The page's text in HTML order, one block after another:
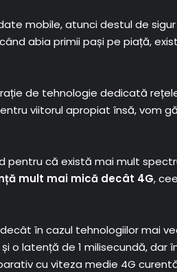
mobile, atunci destul de
abia primii pași pe piață,
de tehnologie dedicată
viitorul apropiat însă, vom
pentru că există mai mult
mult mai mică decât 4G,
în cazul tehnologiilor mai
o latență de 1 milisecundă, dar
cu viteza medie 4G